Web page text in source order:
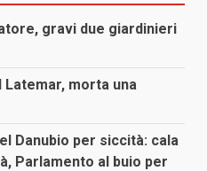
gravi due giardinieri
morta una
Danubio per siccità: cala
Parlamento al buio per